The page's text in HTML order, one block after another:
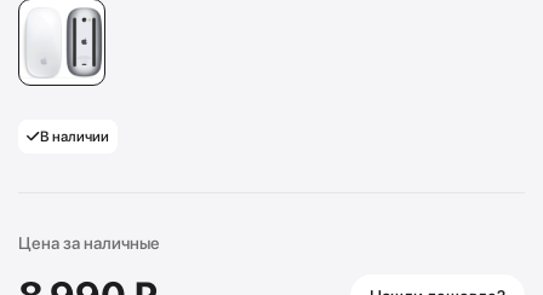
В наличии
Цена за наличные